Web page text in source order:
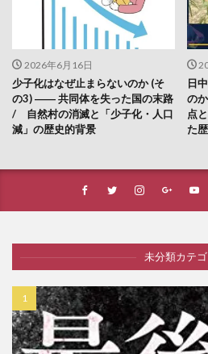
2026年6月16日
少子化はなぜ止まらないのか (そ
の3) ―― 共同体を失った国の末路
/ 自然村の消滅と「少子化・人口
減」の歴史的背景
日
の
点
た
未分類カテゴ